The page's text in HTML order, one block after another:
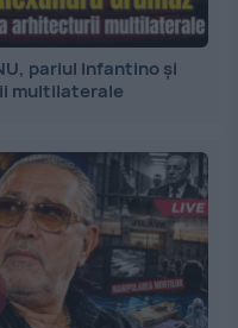
pariul Infantino și
multilaterale